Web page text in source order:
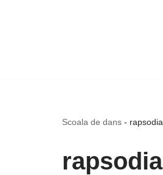
Scoala de dans - rapsodia
rapsodia